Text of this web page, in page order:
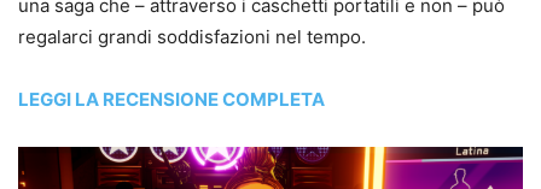
una saga che – attraverso i caschetti portatili e non – può
regalarci grandi soddisfazioni nel tempo.
LEGGI LA RECENSIONE COMPLETA